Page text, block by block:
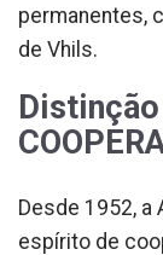
permanentes,
de Vhils.
Distinção
Desde 1952, a
espírito de